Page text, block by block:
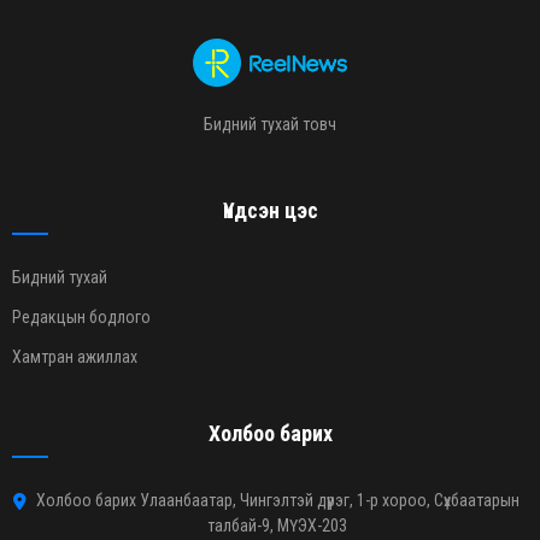
Бидний тухай товч
Үндсэн цэс
Бидний тухай
Редакцын бодлого
Хамтран ажиллах
Холбоо барих
Холбоо барих Улаанбаатар, Чингэлтэй дүүрэг, 1-р хороо, Сүхбаатарын
талбай-9, МҮЭХ-203